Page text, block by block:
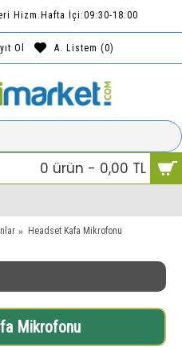
Hizm.Hafta İçi:09:30-18:00
Ol A. Listem (0)
0 ürün - 0,00 TL
Headset Kafa Mikrofonu
Mikrofonu